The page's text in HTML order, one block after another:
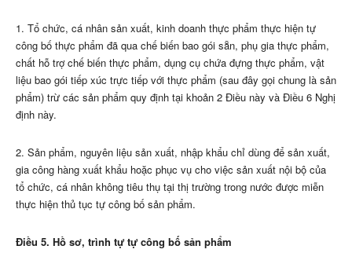
1. Tổ chức, cá nhân sản xuất, kinh doanh thực phẩm thực hiện tự
công bố thực phẩm đã qua chế biến bao gói sẵn, phụ gia thực phẩm,
chất hỗ trợ chế biến thực phẩm, dụng cụ chứa đựng thực phẩm, vật
liệu bao gói tiếp xúc trực tiếp với thực phẩm (sau đây gọi chung là sản
phẩm) trừ các sản phẩm quy định tại khoản 2 Điều này và Điều 6 Nghị
định này.
2. Sản phẩm, nguyên liệu sản xuất, nhập khẩu chỉ dùng để sản xuất,
gia công hàng xuất khẩu hoặc phục vụ cho việc sản xuất nội bộ của
tổ chức, cá nhân không tiêu thụ tại thị trường trong nước được miễn
thực hiện thủ tục tự công bố sản phẩm.
Điều 5. Hồ sơ, trình tự tự công bố sản phẩm